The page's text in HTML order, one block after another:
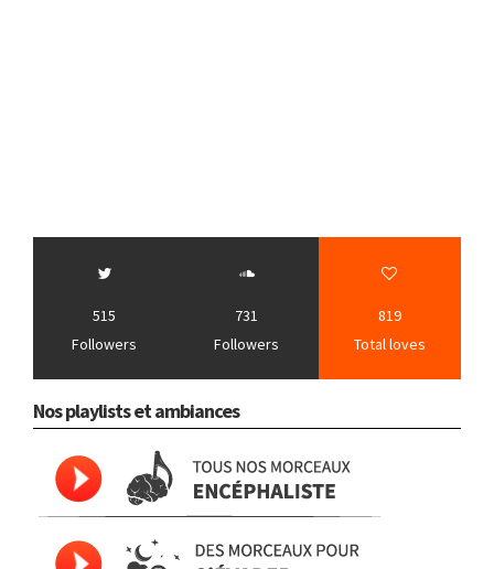
515
Followers
731
Followers
819
Total loves
Nos playlists et ambiances